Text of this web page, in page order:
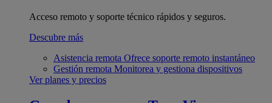
Acceso remoto y soporte técnico rápidos y seguros.
Descubre más
Asistencia remota Ofrece soporte remoto instantáneo
Gestión remota Monitorea y gestiona dispositivos
Ver planes y precios